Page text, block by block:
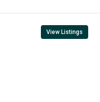
View Listings